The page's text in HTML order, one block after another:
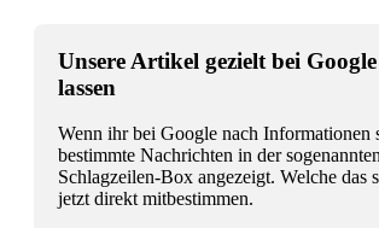
Unsere Artikel gezielt bei
lassen
Wenn ihr bei Google nach Informationen
bestimmte Nachrichten in der sogenannten
Schlagzeilen-Box angezeigt. Welche das
jetzt direkt mitbestimmen.